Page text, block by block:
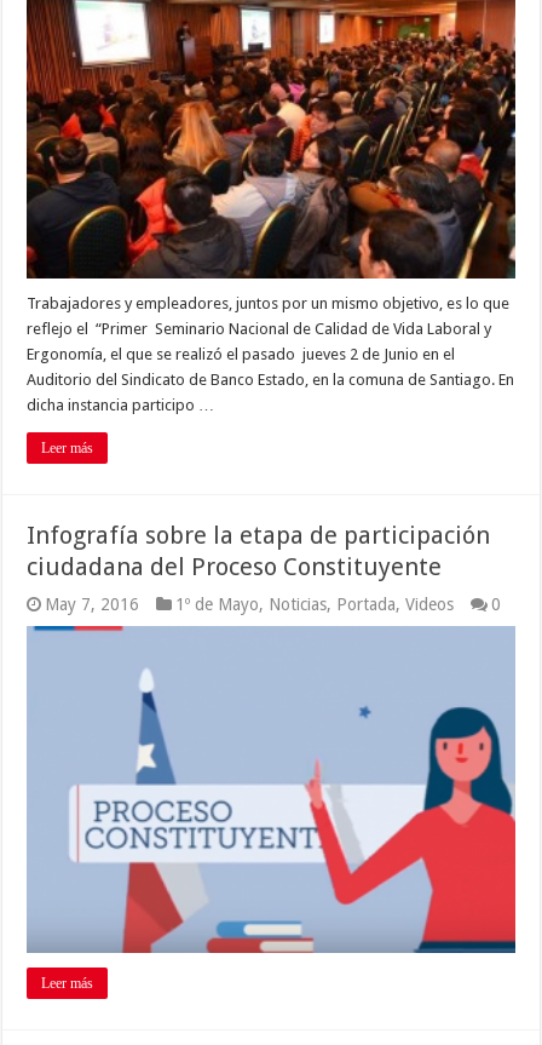
Trabajadores y empleadores, juntos por un mismo objetivo, es lo que
reflejo el “Primer Seminario Nacional de Calidad de Vida Laboral y
Ergonomía, el que se realizó el pasado jueves 2 de Junio en el
Auditorio del Sindicato de Banco Estado, en la comuna de Santiago. En
dicha instancia participo …
Leer más
Infografía sobre la etapa de participación
ciudadana del Proceso Constituyente
May 7, 2016 1º de Mayo, Noticias, Portada,Videos 0
Leer más